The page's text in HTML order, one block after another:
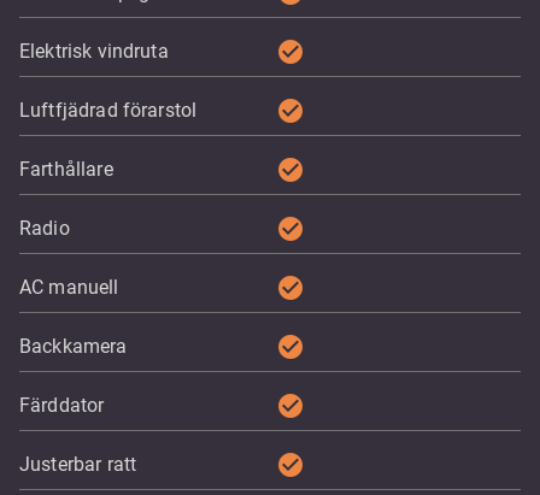
Elektrisk vindruta check_circle
Luftfjädrad förarstol check_circle
Farthållare check_circle
Radio check_circle
AC manuell check_circle
Backkamera check_circle
Färddator check_circle
Justerbar ratt check_circle